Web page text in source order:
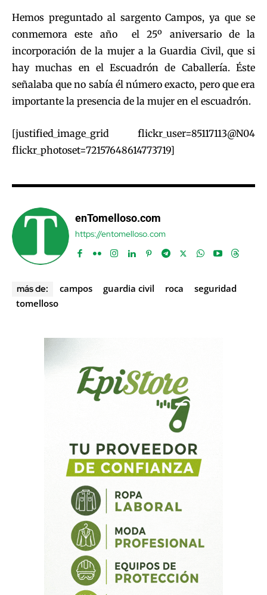
Hemos preguntado al sargento Campos, ya que se
conmemora este año el 25º aniversario de la
incorporación de la mujer a la Guardia Civil, que si
hay muchas en el Escuadrón de Caballería. Éste
señalaba que no sabía él número exacto, pero que era
importante la presencia de la mujer en el escuadrón.
[justified_image_grid flickr_user=85117113@N04
flickr_photoset=72157648614773719]
enTomelloso.com
https://entomelloso.com
más de: campos guardia civil roca
seguridad
tomelloso